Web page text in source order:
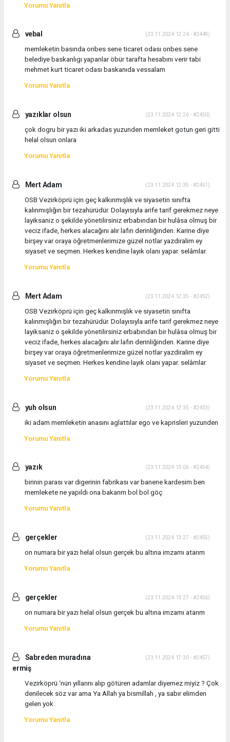
Yorumu Yanıtla
vebal (23.11.2024 12:24 - #2449)
memleketin basında onbes sene ticaret odası onbes sene
belediye baskanlıgı yapanlar öbür tarafta hesabını verir tabi
mehmet kurt ticaret odası baskanıda vessalam
Yorumu Yanıtla
yazıklar olsun (23.11.2024 12:26 - #2450)
çok dogru bir yazı iki arkadas yuzunden memleket gotun geri gitti
helal olsun onlara
Yorumu Yanıtla
Mert Adam (23.11.2024 12:35 - #2451)
OSB Vezirköprü için geç kalkınmışlık ve siyasetin sınıfta
kalınmışlığın bir tezahürüdür. Dolayısıyla arife tarif gerekmez neye
layiksaniz o şekilde yönetilirsiniz erbabından bir hulâsa olmuş bir
veciz ifade, herkes alacağını alır lafın derinliğinden. Karine diye
birşey var oraya öğretmenlerimize güzel notlar yazdiralim ey
siyaset ve seçmen. Herkes kendine layık olanı yapar. selâmlar.
Yorumu Yanıtla
Mert Adam (23.11.2024 12:35 - #2452)
OSB Vezirköprü için geç kalkınmışlık ve siyasetin sınıfta
kalınmışlığın bir tezahürüdür. Dolayısıyla arife tarif gerekmez neye
layiksaniz o şekilde yönetilirsiniz erbabından bir hulâsa olmuş bir
veciz ifade, herkes alacağını alır lafın derinliğinden. Karine diye
birşey var oraya öğretmenlerimize güzel notlar yazdiralim ey
siyaset ve seçmen. Herkes kendine layık olanı yapar. selâmlar.
Yorumu Yanıtla
yuh olsun (23.11.2024 12:35 - #2453)
iki adam memleketin anasını aglattılar ego ve kaprisleri yuzunden
Yorumu Yanıtla
yazık (23.11.2024 13:06 - #2454)
birinin parası var digerinin fabrikası var banene kardesim ben
memlekete ne yapıldı ona bakarım bol bol göç
Yorumu Yanıtla
gerçekler (23.11.2024 13:27 - #2455)
on numara bir yazı helal olsun gerçek bu altına imzamı atarım
Yorumu Yanıtla
gerçekler (23.11.2024 13:27 - #2456)
on numara bir yazı helal olsun gerçek bu altına imzamı atarım
Yorumu Yanıtla
Sabreden muradına
ermiş
(23.11.2024 17:30 - #2457)
Vezirköprü ‘nün yıllarını alıp götüren adamlar diyemez miyiz ? Çok
denilecek söz var ama Ya Allah ya bismillah , ya sabır elimden
gelen yok .
Yorumu Yanıtla